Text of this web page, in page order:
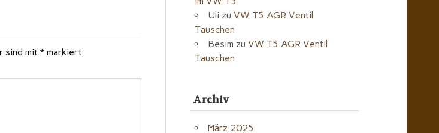
sind mit *markiert
Uli zuVW T5 AGR Ventil
Tauschen
Besim zuVW T5 AGR Ventil
Tauschen
Archiv
März 2025